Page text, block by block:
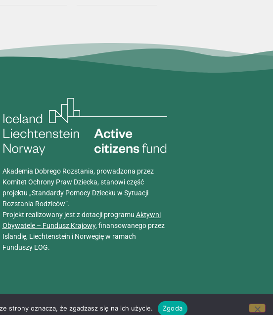
Akademia Dobrego Rozstania, prowadzona przez
Komitet Ochrony Praw Dziecka, stanowi część
projektu „Standardy Pomocy Dziecku w Sytuacji
Rozstania Rodziców”.
Projekt realizowany jest z dotacji programu Aktywni
Obywatele – Fundusz Krajowy, finansowanego przez
Islandię, Liechtenstein i Norwegię w ramach
Funduszy EOG.
strony oznacza, że zgadzasz się na ich użycie. Zgoda